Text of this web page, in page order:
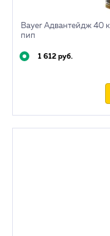
Bayer Адвантейдж 40
пип
1 612 руб.